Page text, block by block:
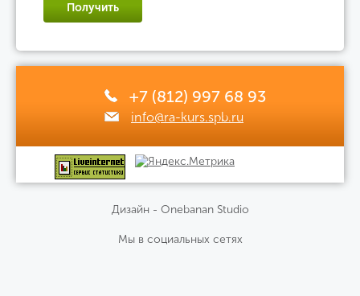
Получить
+7 (812) 997 68 93
info@ra-kurs.spb.ru
Дизайн - Onebanan Studio
Мы в социальных сетях